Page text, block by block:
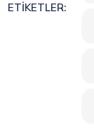
ETIKETLER: